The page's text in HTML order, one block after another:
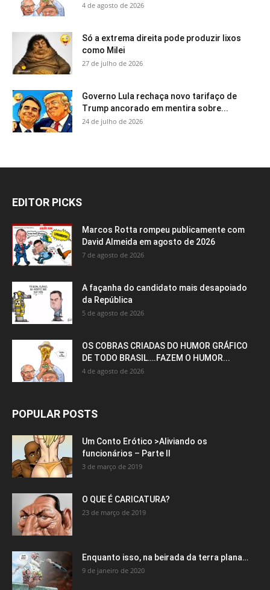
4 de agosto de 2026
Só a extrema direita pode produzir lixos
como Milei
27 de julho de 2026
Governo Lula rechaça novo tarifaço de
Trump ancorado em mentira sobre...
24 de julho de 2026
EDITOR PICKS
Marcos Rotta rompeu publicamente com
David Almeida em agosto de 2026
7 de agosto de 2026
A façanha do candidato mais desapoiado
da República
5 de agosto de 2026
OS COBRAS CRIADAS DO HUMOR GRÁFICO
DE TODO BRASIL….FAZEM O HUMOR...
4 de agosto de 2026
POPULAR POSTS
Um Conto Erótico >Aliviando os
funcionários – Parte II
3 de março de 2019
O QUE É CARICATURA?
23 de março de 2019
Enquanto isso, na beirada da terra plana…
9 de janeiro de 2020